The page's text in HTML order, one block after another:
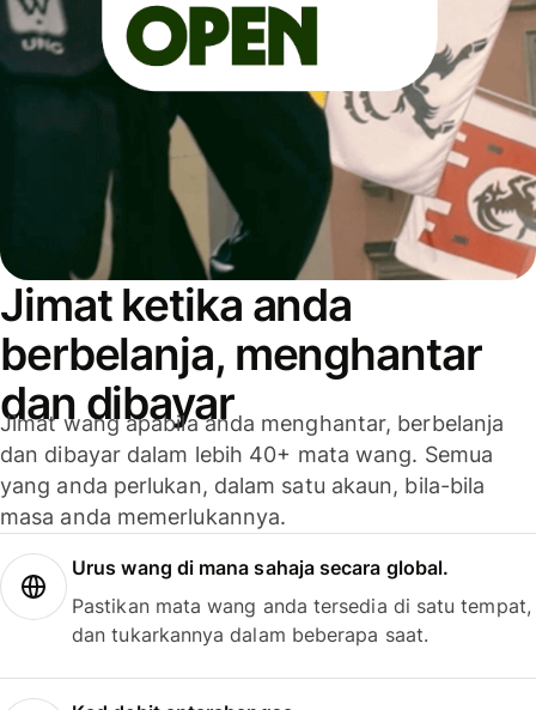
Jimat ketika anda
berbelanja, menghantar
dan dibayar
Jimat wang apabila anda menghantar, berbelanja
dan dibayar dalam lebih 40+ mata wang. Semua
yang anda perlukan, dalam satu akaun, bila-bila
masa anda memerlukannya.
Urus wang di mana sahaja secara global.
Pastikan mata wang anda tersedia di satu tempat,
dan tukarkannya dalam beberapa saat.